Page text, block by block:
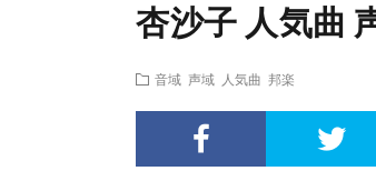
杏沙子 人気曲
音域 声域 人気曲 邦楽